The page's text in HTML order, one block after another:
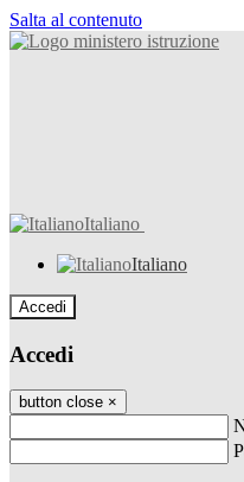
Salta al contenuto
Italiano
Italiano
Accedi
Accedi
button close ×